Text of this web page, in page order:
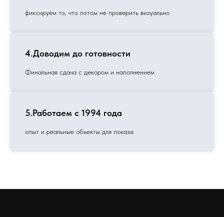
фиксируем то, что потом не проверить визуально
4.Доводим до готовности
Финальная сдача с декором и наполнением
5.Работаем с 1994 года
опыт и реальные объекты для показа